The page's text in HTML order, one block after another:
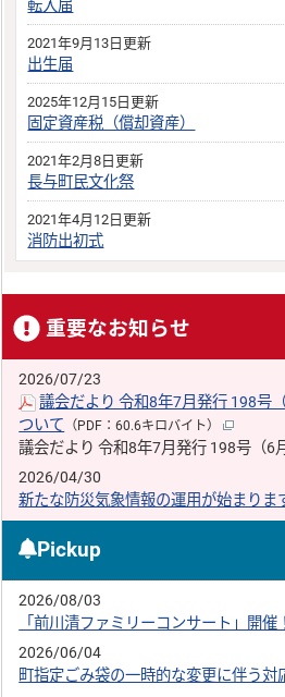
転入届
2021年9月13日更新
出生届
2025年12月15日更新
固定資産税（償却資産）
2021年2月8日更新
長与町民文化祭
2021年4月12日更新
消防出初式
重要なお知らせ
2026/07/23
議会だより 令和8年7月発行 198号
ついて （PDF：60.6キロバイト）
議会だより 令和8年7月発行 198号（6
2026/04/30
新たな防災気象情報の運用が始まりま
Pickup
2026/08/03
「前川清ファミリーコンサート」開催
2026/06/04
町指定ごみ袋の一時的な変更に伴う